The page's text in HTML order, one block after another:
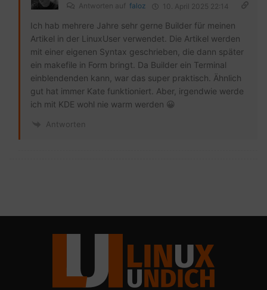
Antworten auf faloz 10. April 2025 22:14
Ich hab mehrere Jahre sehr gerne Builder für meinen
Artikel in der LinuxUser verwendet. Die Artikel werden
mit einer eigenen Syntax geschrieben, die dann später
ein makefile in Form bringt. Da Builder ein Terminal
einblendenden kann, war das super praktisch. Ähnlich
gut hat immer Kate funktioniert. Aber, irgendwie werde
ich mit KDE wohl nie warm werden 😀
Antworten